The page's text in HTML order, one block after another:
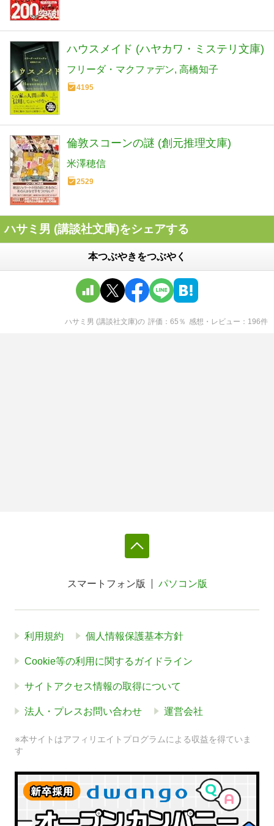
ハウスメイド (ハヤカワ・ミステリ文庫)
フリーダ・マクファデン 高橋知子
4195
倫敦スコーンの謎 (創元推理文庫)
米澤穂信
2529
ハサミ男 (講談社文庫)をシェアする
本つぶやきをつぶやく
ハサミ男 (講談社文庫)の 評価 65 ％ 感想・レビュー 196件
スマートフォン版 パソコン版
利用規約 個人情報保護基本方針
Cookie等の利用に関するガイドライン
サイトアクセス情報の取得について
法人・プレスお問い合わせ 運営会社
※本サイトはアフィリエイトプログラムによる収益を得ていま
す